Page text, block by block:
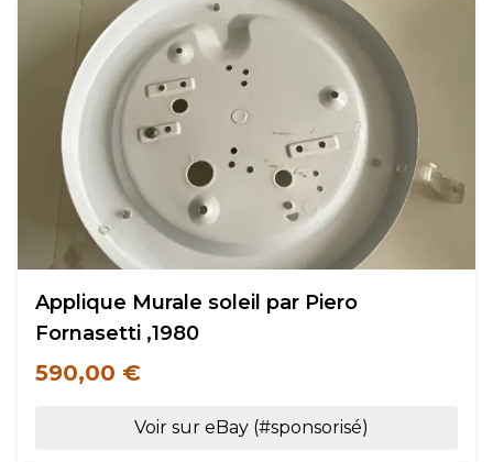
Applique Murale soleil par Piero
Fornasetti ,1980
590,00 €
Voir sur eBay (#sponsorisé)